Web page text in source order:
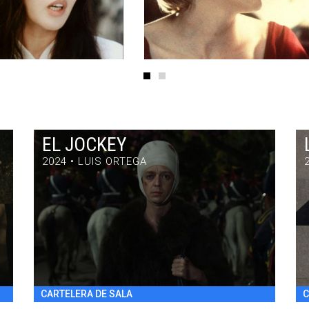
EL JOCKEY
2024 • LUIS ORTEGA
CARTELERA DE SALA
EL JOCKEY
DRAMA / 97' / ARGENTINA / 2024
VIE 31/7 22:30 h